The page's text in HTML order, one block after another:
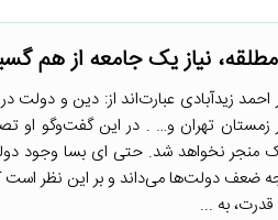
نیاز یک جامعه از هم
احمد زیدآبادی عبارت‌اند از: دین و دولت
زمستان تهران و… . در این گفت‌وگو او
منجر نخواهد شد. حتی ای بسا وجود
ضعف دولت‌ها می‌داند و بر این نظر
به ...